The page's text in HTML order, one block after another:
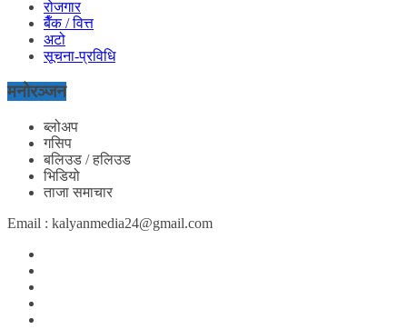
रोजगार
बैँक / वित्त
अटो
सूचना-प्रविधि
मनोरञ्जन
ब्लोअप
गसिप
बलिउड / हलिउड
भिडियो
ताजा समाचार
Email : kalyanmedia24@gmail.com